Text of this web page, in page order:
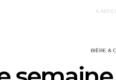
4
BIÈRE &